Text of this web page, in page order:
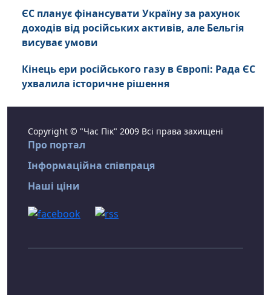
ЄС планує фінансувати Україну за рахунок
доходів від російських активів, але Бельгія
висуває умови
Кінець ери російського газу в Європі: Рада ЄС
ухвалила історичне рішення
Copyright © "Час Пік" 2009 Всі права захищені
Про портал
Інформаційна співпраця
Наші ціни